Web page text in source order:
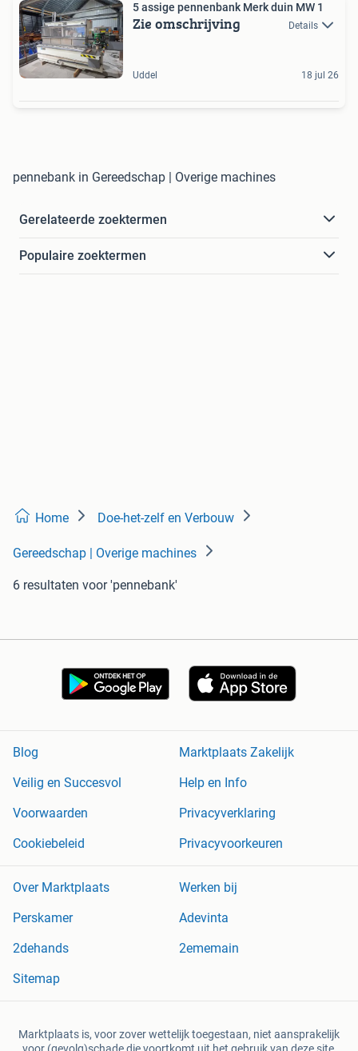
5 assige pennenbank Merk duin MW 1
Zie omschrijving Details
Uddel 18 jul 26
pennebank in Gereedschap | Overige machines
Gerelateerde zoektermen
Populaire zoektermen
Home Doe-het-zelf en Verbouw
Gereedschap | Overige machines
6 resultaten voor 'pennebank'
Blog
Marktplaats Zakelijk
Veilig en Succesvol
Help en Info
Voorwaarden
Privacyverklaring
Cookiebeleid
Privacyvoorkeuren
Over Marktplaats
Werken bij
Perskamer
Adevinta
2dehands
2ememain
Sitemap
Marktplaats is, voor zover wettelijk toegestaan, niet aansprakelijk